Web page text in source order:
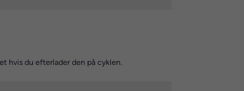
hvis du efterlader den på cyklen.